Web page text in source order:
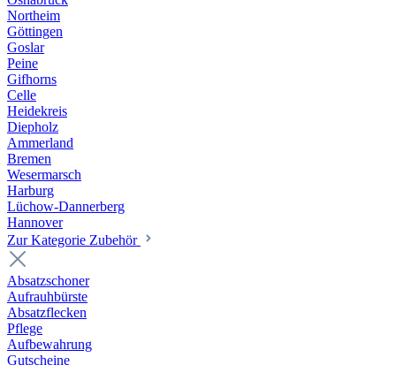
Northeim
Göttingen
Goslar
Peine
Gifhorns
Celle
Heidekreis
Diepholz
Ammerland
Bremen
Wesermarsch
Harburg
Lüchow-Dannerberg
Hannover
Zur Kategorie Zubehör
Absatzschoner
Aufrauhbürste
Absatzflecken
Pflege
Aufbewahrung
Gutscheine